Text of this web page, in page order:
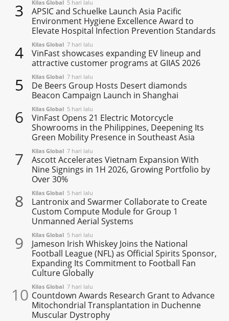
3 Kilas Global 5 hari lalu
APSIC and Schuelke Launch Asia Pacific
Environment Hygiene Excellence Award to
Elevate Hospital Infection Prevention Standards
4 Kilas Global 7 hari lalu
VinFast showcases expanding EV lineup and
attractive customer programs at GIIAS 2026
5 Kilas Global 7 hari lalu
De Beers Group Hosts Desert diamonds
Beacon Campaign Launch in Shanghai
6 Kilas Global 5 hari lalu
VinFast Opens 21 Electric Motorcycle
Showrooms in the Philippines, Deepening Its
Green Mobility Presence in Southeast Asia
7 Kilas Global 7 hari lalu
Ascott Accelerates Vietnam Expansion With
Nine Signings in 1H 2026, Growing Portfolio by
Over 30%
8 Kilas Global 5 hari lalu
Lantronix and Swarmer Collaborate to Create
Custom Compute Module for Group 1
Unmanned Aerial Systems
9 Kilas Global 5 hari lalu
Jameson Irish Whiskey Joins the National
Football League (NFL) as Official Spirits Sponsor,
Expanding Its Commitment to Football Fan
Culture Globally
10 Kilas Global 7 hari lalu
Countdown Awards Research Grant to Advance
Mitochondrial Transplantation in Duchenne
Muscular Dystrophy